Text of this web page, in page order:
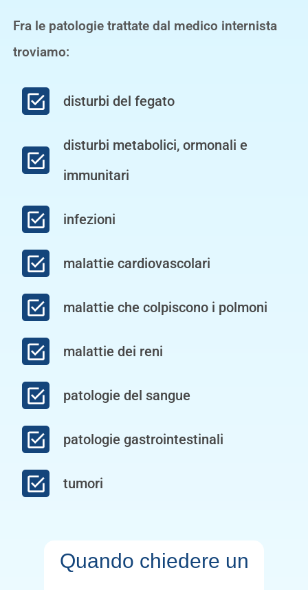
Fra le patologie trattate dal medico internista
troviamo:
disturbi del fegato
disturbi metabolici, ormonali e
immunitari
infezioni
malattie cardiovascolari
malattie che colpiscono i polmoni
malattie dei reni
patologie del sangue
patologie gastrointestinali
tumori
Quando chiedere un